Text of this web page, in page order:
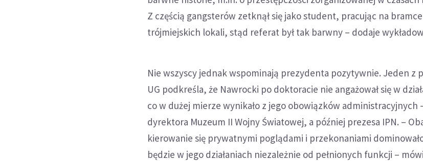
Z częścią gangsterów zetknął się jako student, pracując na
trójmiejskich lokali, stąd referat był tak barwny – dodaje
Nie wszyscy jednak wspominają prezydenta pozytywnie. Jeden z
UG podkreśla, że Nawrocki po doktoracie nie angażował się w
co w dużej mierze wynikało z jego obowiązków administracyjnych
dyrektora Muzeum II Wojny Światowej, a później prezesa IPN. –
kierowanie się prywatnymi poglądami i przekonaniami
będzie w jego działaniach niezależnie od pełnionych funkcji –